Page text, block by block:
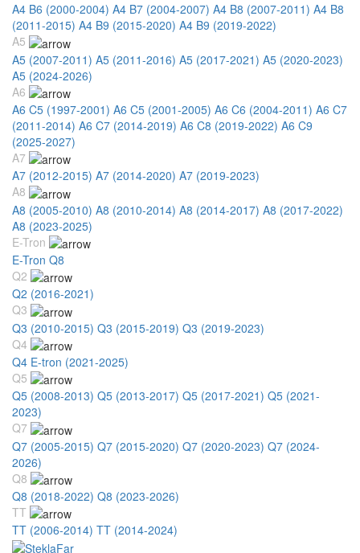
A4 B6 (2000-2004) A4 B7 (2004-2007) A4 B8 (2007-2011) A4 B8
(2011-2015) A4 B9 (2015-2020) A4 B9 (2019-2022)
A5
A5 (2007-2011) A5 (2011-2016) A5 (2017-2021) A5 (2020-2023)
A5 (2024-2026)
A6
A6 C5 (1997-2001) A6 C5 (2001-2005) A6 C6 (2004-2011) A6 C7
(2011-2014) A6 C7 (2014-2019) A6 C8 (2019-2022) A6 C9
(2025-2027)
A7
A7 (2012-2015) A7 (2014-2020) A7 (2019-2023)
A8
A8 (2005-2010) A8 (2010-2014) A8 (2014-2017) A8 (2017-2022)
A8 (2023-2025)
E-Tron
E-Tron Q8
Q2
Q2 (2016-2021)
Q3
Q3 (2010-2015) Q3 (2015-2019) Q3 (2019-2023)
Q4
Q4 E-tron (2021-2025)
Q5
Q5 (2008-2013) Q5 (2013-2017) Q5 (2017-2021) Q5 (2021-
2023)
Q7
Q7 (2005-2015) Q7 (2015-2020) Q7 (2020-2023) Q7 (2024-
2026)
Q8
Q8 (2018-2022) Q8 (2023-2026)
TT
TT (2006-2014) TT (2014-2024)